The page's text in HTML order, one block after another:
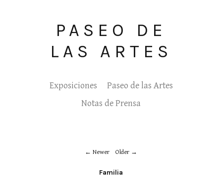
PASEO DE
LAS ARTES
Exposiciones
Paseo de las Artes
Notas de Prensa
Newer Older
Familia